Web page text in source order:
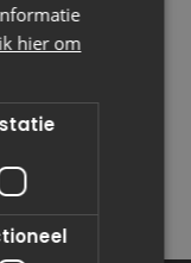
met
hier om